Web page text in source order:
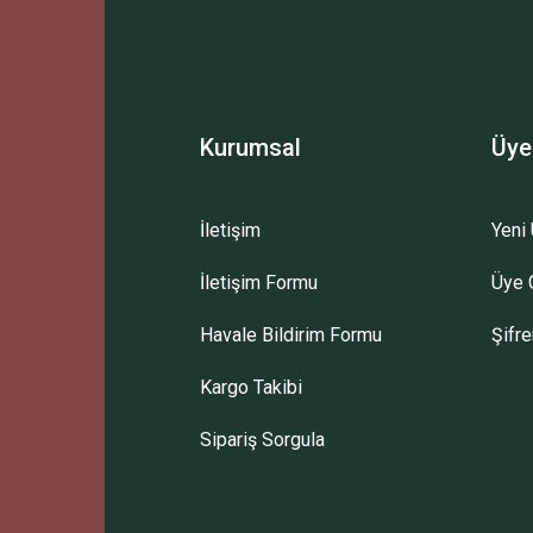
Gönder
Kurumsal
İletişim
İletişim Formu
Havale Bildirim Formu
Kargo Takibi
Sipariş Sorgula
Yeni
Üye